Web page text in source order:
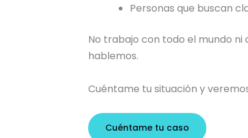
Personas que buscan
No trabajo con todo el mundo
hablemos.
Cuéntame tu situación y
Cuéntame tu caso